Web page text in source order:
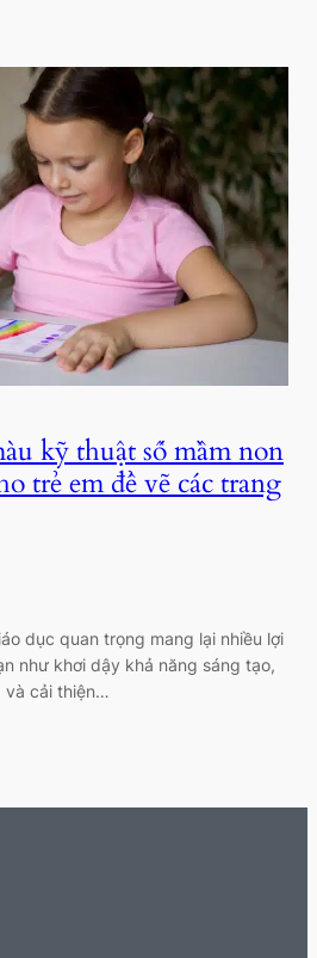
kỹ thuật số mầm non
trẻ em để vẽ các trang
dục quan trọng mang lại nhiều lợi
như khơi dậy khả năng sáng tạo,
và cải thiện…